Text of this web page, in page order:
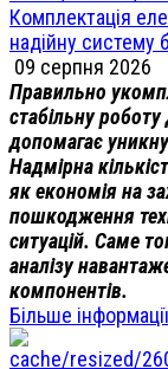
Комплектація
надійну систему
09 серпня 2026
Правильно
стабільну
допомагає
Надмірна
як економія на
пошкодження
ситуацій. Саме
аналізу
компонентів.
Більше інформації